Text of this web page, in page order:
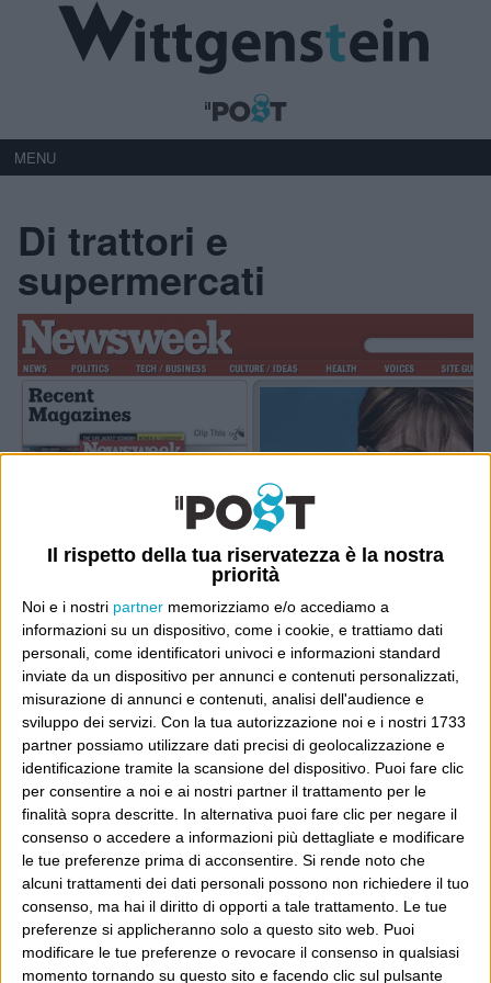
Il rispetto della tua riservatezza è la nostra
priorità
Noi e i nostri partner memorizziamo e/o accediamo a
informazioni su un dispositivo, come i cookie, e trattiamo dati
personali, come identificatori univoci e informazioni standard
inviate da un dispositivo per annunci e contenuti personalizzati,
misurazione di annunci e contenuti, analisi dell'audience e
sviluppo dei servizi. Con la tua autorizzazione noi e i nostri 1733
partner possiamo utilizzare dati precisi di geolocalizzazione e
identificazione tramite la scansione del dispositivo. Puoi fare clic
per consentire a noi e ai nostri partner il trattamento per le
finalità sopra descritte. In alternativa puoi fare clic per negare il
consenso o accedere a informazioni più dettagliate e modificare
le tue preferenze prima di acconsentire. Si rende noto che
alcuni trattamenti dei dati personali possono non richiedere il tuo
consenso, ma hai il diritto di opporti a tale trattamento. Le tue
preferenze si applicheranno solo a questo sito web. Puoi
modificare le tue preferenze o revocare il consenso in qualsiasi
momento tornando su questo sito e facendo clic sul pulsante
MENU
Di trattori e
supermercati
Ultimi articoli
La sinistra de coccio
Don’t feed the trolls
A chi pensi, quando senti dire “patrimoniale”?
Con due pistole caricate a salve e un canestro di parole
Cinquantaquattro contro quarantasei
Info